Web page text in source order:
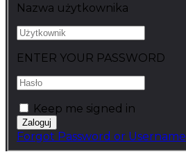
Nazwa użytkownika
ENTER YOUR PASSWORD
Keep me signed in
Forgot Password or Username